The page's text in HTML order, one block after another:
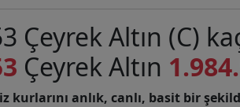
Çeyrek Altın (C)
Çeyrek Altın
kurlarını anlık, canlı, basit bir